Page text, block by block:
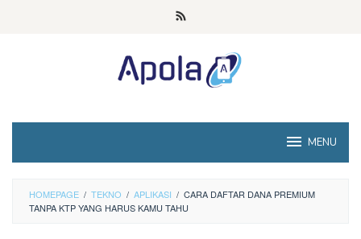
MENU
HOMEPAGE / TEKNO / APLIKASI / CARA DAFTAR DANA PREMIUM
TANPA KTP YANG HARUS KAMU TAHU